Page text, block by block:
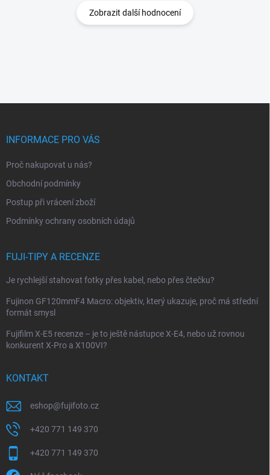
Zobrazit další hodnocení
INFORMACE PRO VÁS
Proč nakupovat u nás?
Obchodní podmínky
Postup při vrácení zboží
Podmínky ochrany osobních údajů
FUJI-TIPY A RECENZE
Je rychlejší stahovat fotky přes kabel, nebo přes čtečku?
Fujinon GF120mmF4 Macro: objektiv, který ukazuje, proč má střední
formát smysl
Fujifilm X-E5 recenze – je to ještě nástupce X-E4, nebo už rovnou
konkurent X-Pro a X100VI?
KONTAKT
eshop@fujifoto.cz
+420 771 149 370
+420 771 149 370